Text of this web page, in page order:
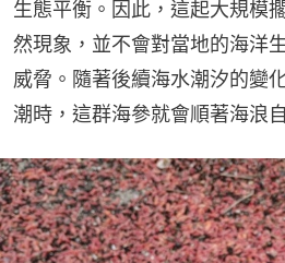
生態平衡。因此，這起大規模
然現象，並不會對當地的海洋
威脅。隨著後續海水潮汐的變
潮時，這群海參就會順著海浪